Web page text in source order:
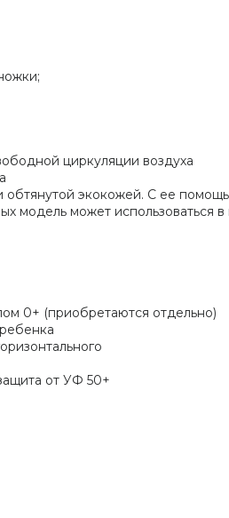
циркуляции воздуха
экокожей. С ее
может использоваться в
0+ (приобретаются отдельно)
от УФ 50+